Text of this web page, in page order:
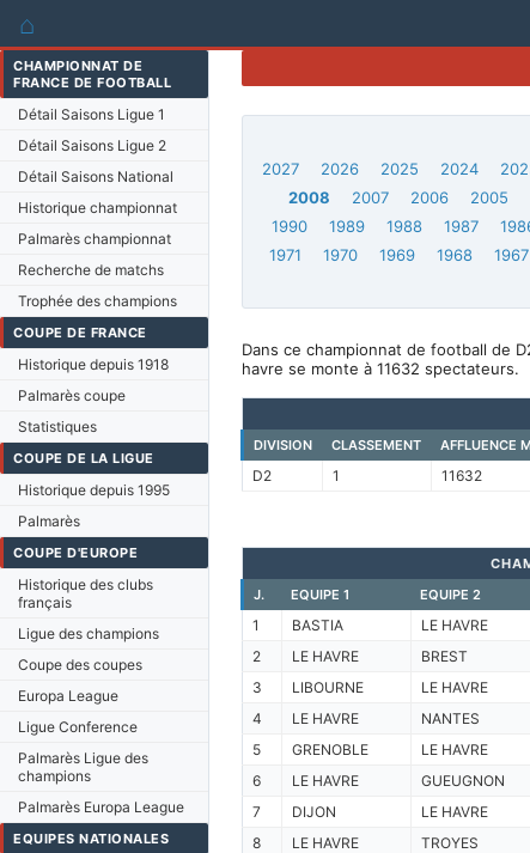
⌂
CHAMPIONNAT DE
FRANCE DE FOOTBALL
Détail Saisons Ligue 1
Détail Saisons Ligue 2
Détail Saisons National
Historique championnat
Palmarès championnat
Recherche de matchs
Trophée des champions
COUPE DE FRANCE
Historique depuis 1918
Palmarès coupe
Statistiques
COUPE DE LA LIGUE
Historique depuis 1995
Palmarès
COUPE D'EUROPE
Historique des clubs
français
Ligue des champions
Coupe des coupes
Europa League
Ligue Conference
Palmarès Ligue des
champions
Palmarès Europa League
EQUIPES NATIONALES
2027
2026 2025 2024
2008
2007 2006 2005
1990
1989 1988 1987
1971
1970 1969 1968 1967
Dans ce championnat de football de
havre se monte à 11632 spectateurs.
DIVISION
CLASSEMENT AFFLUENCE
D2 1 11632
J.
EQUIPE 1 EQUIPE 2
1 BASTIA LE HAVRE
2
LE HAVRE BREST
3
LIBOURNE LE HAVRE
4
LE HAVRE NANTES
5
GRENOBLE LE HAVRE
6
LE HAVRE GUEUGNON
7
DIJON LE HAVRE
8
LE HAVRE TROYES